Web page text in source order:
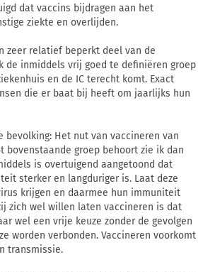
dat vaccins bijdragen aan het
ziekte en overlijden.
zeer relatief beperkt deel van de
de inmiddels vrij goed te definiëren groep
en de IC terecht komt. Exact
die er baat bij heeft om jaarlijks hun
bevolking: Het nut van vaccineren van
bovenstaande groep behoort zie ik dan
is overtuigend aangetoond dat
sterker en langduriger is. Laat deze
krijgen en daarmee hun immuniteit
zich wel willen laten vaccineren is dat
wel een vrije keuze zonder de gevolgen
worden verbonden. Vaccineren voorkomt
transmissie.